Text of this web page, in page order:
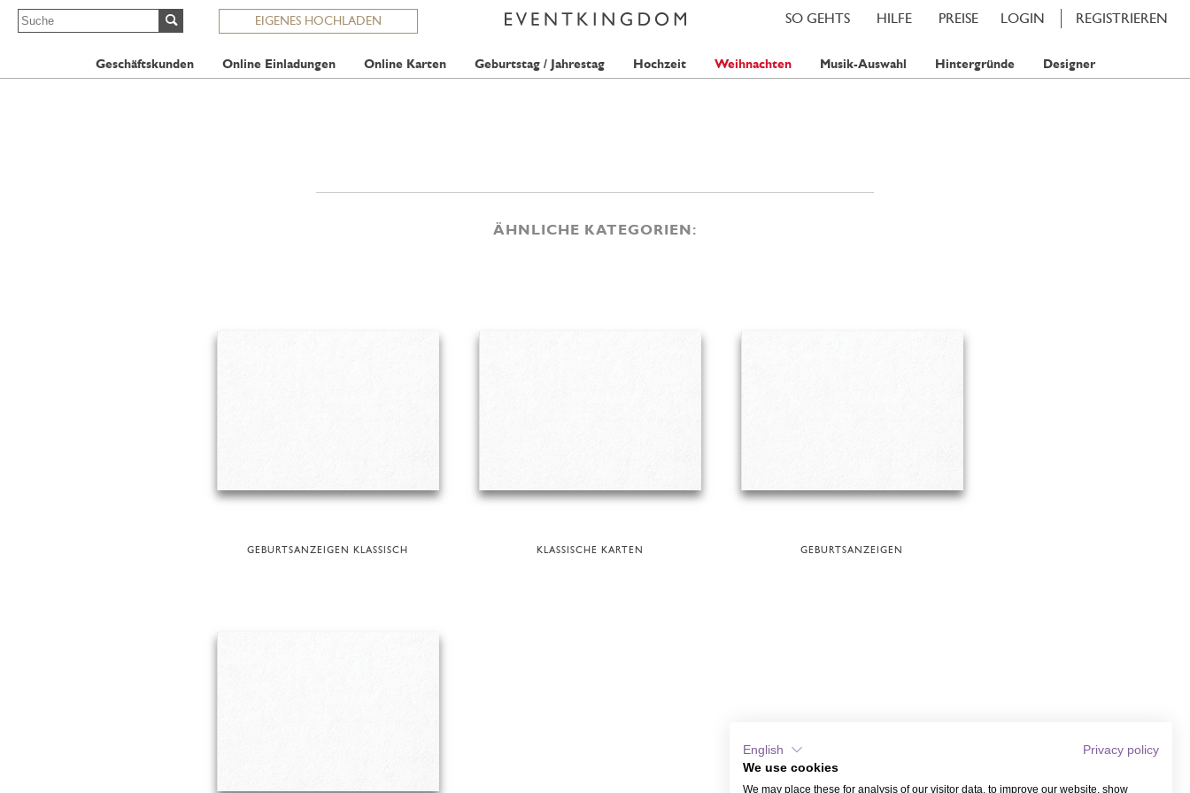
EIGENES HOCHLADEN LOGIN REGISTRIEREN
PREISE
HILFE
SO GEHTS
Geschäftskunden Online Einladungen Online Karten Geburtstag / Jahrestag Hochzeit Weihnachten Musik-Auswahl Hintergründe Designer
ÄHNLICHE KATEGORIEN:
GEBURTSANZEIGEN KLASSISCH KLASSISCHE KARTEN GEBURTSANZEIGEN
English
Privacy policy
We use cookies
We may place these for analysis of our visitor data, to improve our website, show